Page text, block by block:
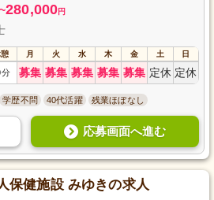
280,000円
月 火 水 木 金 土 日
募集 募集 募集 募集 募集 定休 定休
学歴不問 40代活躍 残業ほぼなし
応募画面へ進む
保健施設 みゆきの求人